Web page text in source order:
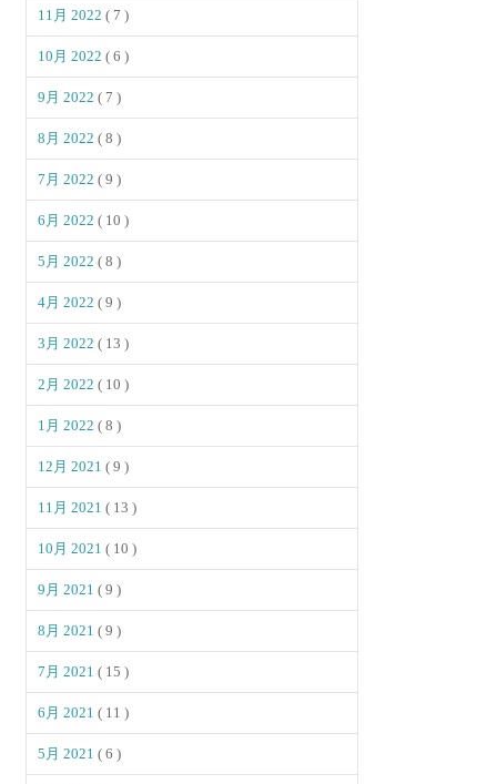
11月 2022( 7 )
10月 2022( 6 )
9月 2022( 7 )
8月 2022( 8 )
7月 2022( 9 )
6月 2022( 10 )
5月 2022( 8 )
4月 2022( 9 )
3月 2022( 13 )
2月 2022( 10 )
1月 2022( 8 )
12月 2021( 9 )
11月 2021( 13 )
10月 2021( 10 )
9月 2021( 9 )
8月 2021( 9 )
7月 2021( 15 )
6月 2021( 11 )
5月 2021( 6 )